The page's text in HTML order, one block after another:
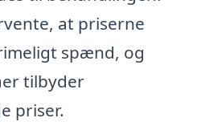
at priserne
spænd, og
tilbyder
priser.